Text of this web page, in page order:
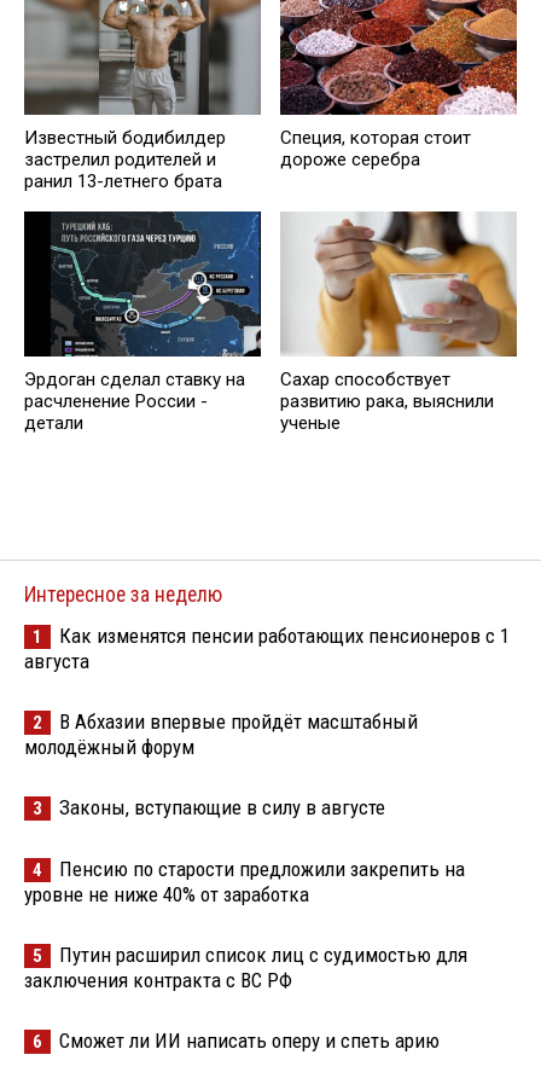
Известный бодибилдер
застрелил родителей и
ранил 13-летнего брата
Специя, которая стоит
дороже серебра
Эрдоган сделал ставку на
расчленение России -
детали
Сахар cпособствует
развитию рака, выяснили
ученые
Интересное за неделю
1
Как изменятся пенсии работающих пенсионеров с 1
августа
2
В Абхазии впервые пройдёт масштабный
молодёжный форум
3 Законы, вступающие в силу в августе
4
Пенсию по старости предложили закрепить на
уровне не ниже 40% от заработка
5
Путин расширил список лиц с судимостью для
заключения контракта с ВС РФ
6 Сможет ли ИИ написать оперу и спеть арию